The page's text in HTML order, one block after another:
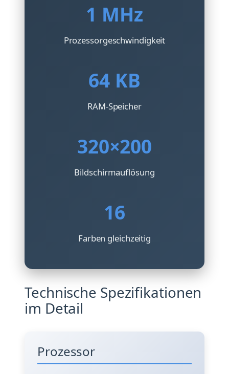
1 MHz
Prozessorgeschwindigkeit
64 KB
RAM-Speicher
320×200
Bildschirmauflösung
16
Farben gleichzeitig
Technische Spezifikationen
im Detail
Prozessor